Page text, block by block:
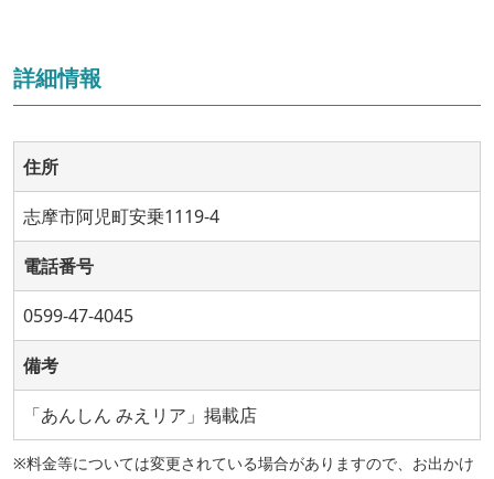
詳細情報
住所
志摩市阿児町安乗1119-4
電話番号
0599-47-4045
備考
「あんしん みえリア」掲載店
※料金等については変更されている場合がありますので、お出かけ